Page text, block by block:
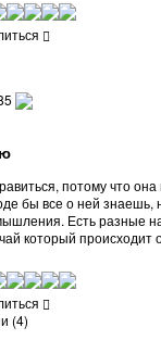
потому что
бы все о ней
Есть разные
который происходит
(4)